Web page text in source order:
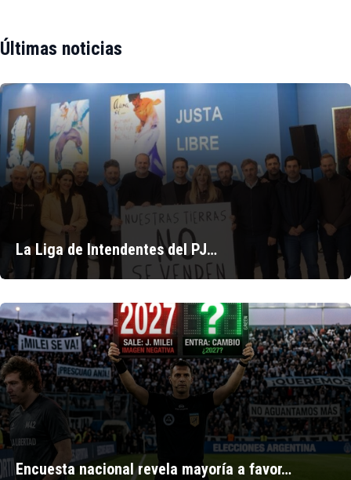
Últimas noticias
La Liga de Intendentes del PJ…
Encuesta nacional revela mayoría a favor…